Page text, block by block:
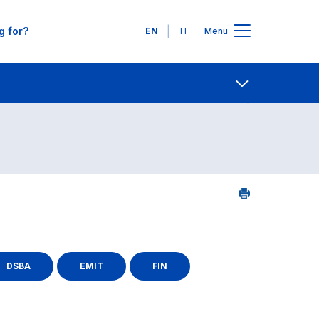
Languages
EN IT Menu
search - alphabetical order Contact Us
DSBA EMIT FIN